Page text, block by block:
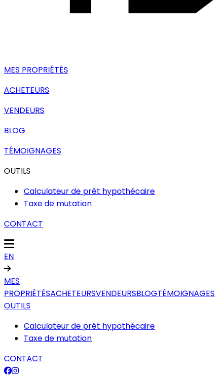
MES PROPRIÉTÉS
ACHETEURS
VENDEURS
BLOG
TÉMOIGNAGES
OUTILS
Calculateur de prêt hypothécaire
Taxe de mutation
CONTACT
EN
MES
PROPRIÉTÉSACHETEURSVENDEURSBLOGTÉMOIGNAGES
OUTILS
Calculateur de prêt hypothécaire
Taxe de mutation
CONTACT